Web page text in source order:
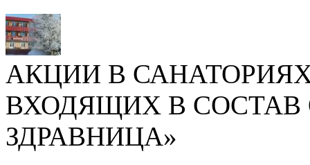
АКЦИИ В
ВХОДЯЩИХ В СОСТАВ
ЗДРАВНИЦА»